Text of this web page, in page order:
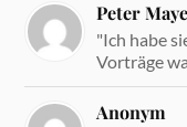
Peter
"Ich habe
Vorträge
Anonym